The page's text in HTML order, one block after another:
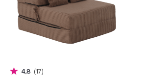
4,8 17